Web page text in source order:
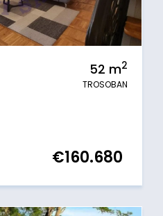
52 m2
TROSOBAN
€160.680